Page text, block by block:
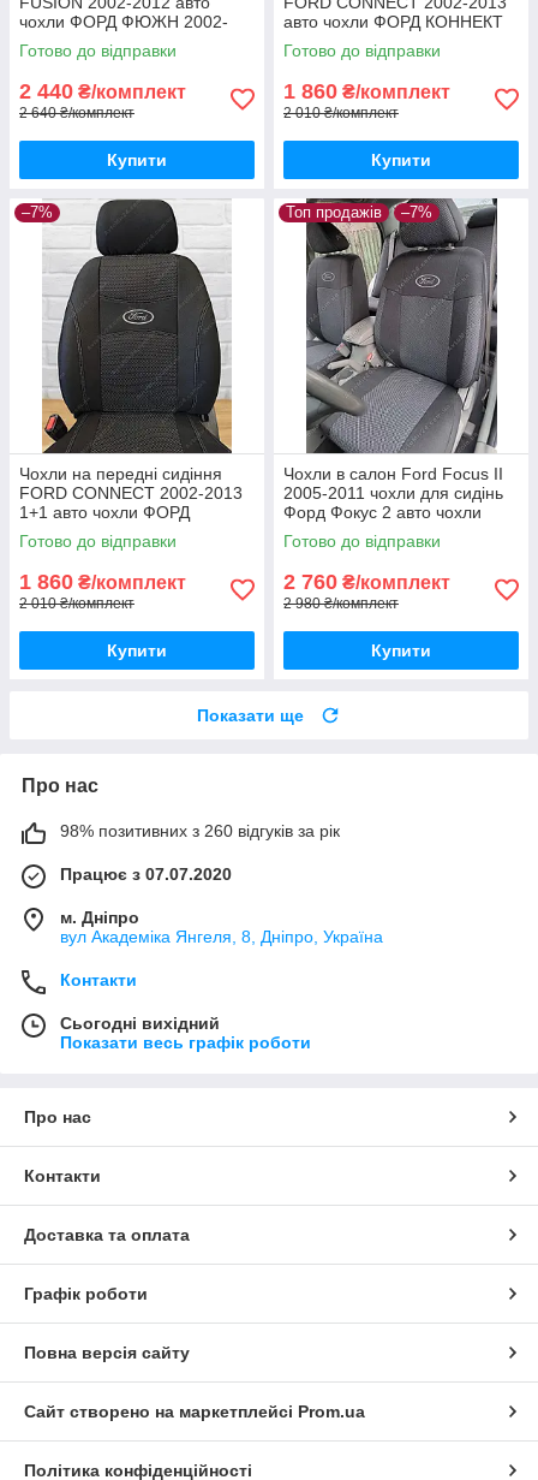
чохли ФОРД ФЮЖН 2002-
2012
Готово до відправки
2 440 ₴/комплект
2 640 ₴/комплект
Купити
авто чохли ФОРД КОННЕКТ
(передні, без столиків)
Готово до відправки
1 860 ₴/комплект
2 010 ₴/комплект
Купити
–7%
Чохли на передні сидіння
FORD CONNECT 2002-2013
1+1 авто чохли ФОРД
КОННЕКТ 1+1 зі столиками
Готово до відправки
1 860 ₴/комплект
2 010 ₴/комплект
Купити
Топ продажів –7%
Чохли в салон Ford Focus II
2005-2011 чохли для сидінь
Форд Фокус 2 авто чохли
Ford Focus 2
Готово до відправки
2 760 ₴/комплект
2 980 ₴/комплект
Купити
Показати ще
Про нас
98% позитивних з 260 відгуків за рік
Працює з 07.07.2020
м. Дніпро
вул Академіка Янгеля, 8, Дніпро, Україна
Контакти
Сьогодні вихідний
Показати весь графік роботи
Про нас
Контакти
Доставка та оплата
Графік роботи
Повна версія сайту
Сайт створено на маркетплейсі Prom.ua
Політика конфіденційності